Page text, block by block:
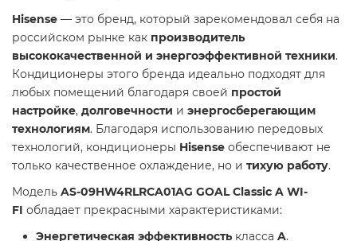
Hisense — это бренд, который зарекомендовал себя на
российском рынке как производитель
высококачественной и энергоэффективной техники.
Кондиционеры этого бренда идеально подходят для
любых помещений благодаря своей простой
настройке, долговечности и энергосберегающим
технологиям. Благодаря использованию передовых
технологий, кондиционеры Hisense обеспечивают не
только качественное охлаждение, но и тихую работу.
Модель AS-09HW4RLRCA01AG GOAL Classic A WI-
FI обладает прекрасными характеристиками:
Энергетическая эффективность класса A.